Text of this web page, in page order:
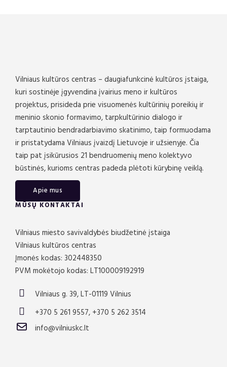
Vilniaus kultūros centras – daugiafunkcinė kultūros įstaiga,
kuri sostinėje įgyvendina įvairius meno ir kultūros
projektus, prisideda prie visuomenės kultūrinių poreikių ir
meninio skonio formavimo, tarpkultūrinio dialogo ir
tarptautinio bendradarbiavimo skatinimo, taip formuodama
ir pristatydama Vilniaus įvaizdį Lietuvoje ir užsienyje. Čia
taip pat įsikūrusios 21 bendruomenių meno kolektyvo
būstinės, kurioms centras padeda plėtoti kūrybinę veiklą.
Apie mus
MŪSŲ KONTAKTAI
Vilniaus miesto savivaldybės biudžetinė įstaiga
Vilniaus kultūros centras
Įmonės kodas: 302448350
PVM mokėtojo kodas: LT100009192919
Vilniaus g. 39, LT-01119 Vilnius
+370 5 261 9557, +370 5 262 3514
info@vilniuskc.lt